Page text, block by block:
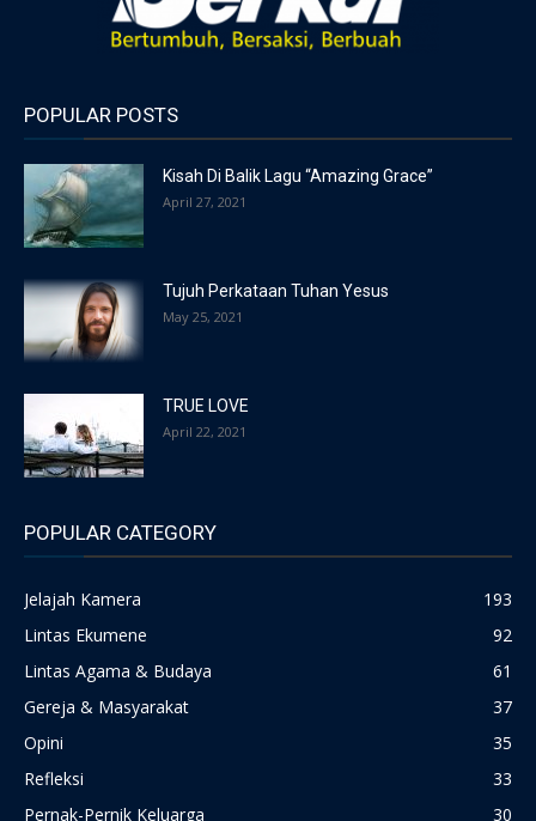
POPULAR POSTS
Kisah Di Balik Lagu “Amazing Grace”
April 27, 2021
Tujuh Perkataan Tuhan Yesus
May 25, 2021
TRUE LOVE
April 22, 2021
POPULAR CATEGORY
Jelajah Kamera
193
Lintas Ekumene
92
Lintas Agama & Budaya
61
Gereja & Masyarakat
37
Opini
35
Refleksi
33
Pernak-Pernik Keluarga
30